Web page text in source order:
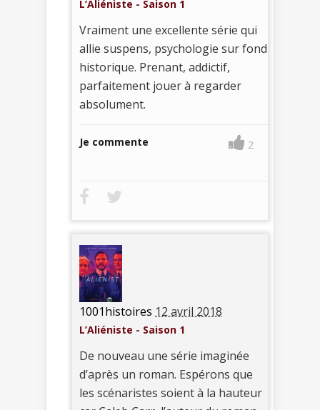
L’Aliéniste - Saison 1
Vraiment une excellente série qui
allie suspens, psychologie sur fond
historique. Prenant, addictif,
parfaitement jouer à regarder
absolument.
Je commente 2
1001histoires 12 avril 2018
L’Aliéniste - Saison 1
De nouveau une série imaginée
d’après un roman. Espérons que
les scénaristes soient à la hauteur